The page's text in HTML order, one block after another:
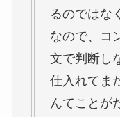
るのではな
なので、コ
文で判断し
仕入れてま
んてことが